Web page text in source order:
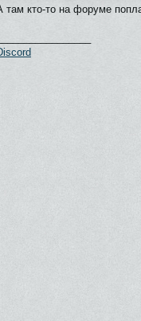
там кто-то на форуме